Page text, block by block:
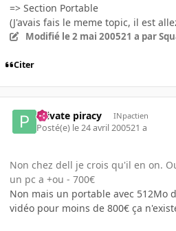
=> Section Portable
(J'avais fais le meme topic, il est
Modifié le 2 mai 200521 a par
Citer
Private piracy INpactien
Posté(e) le 24 avril 200521 a
Non chez dell je crois qu'il en on.
un pc a +ou - 700€
Non mais un portable avec 512Mo
vidéo pour moins de 800€ ça